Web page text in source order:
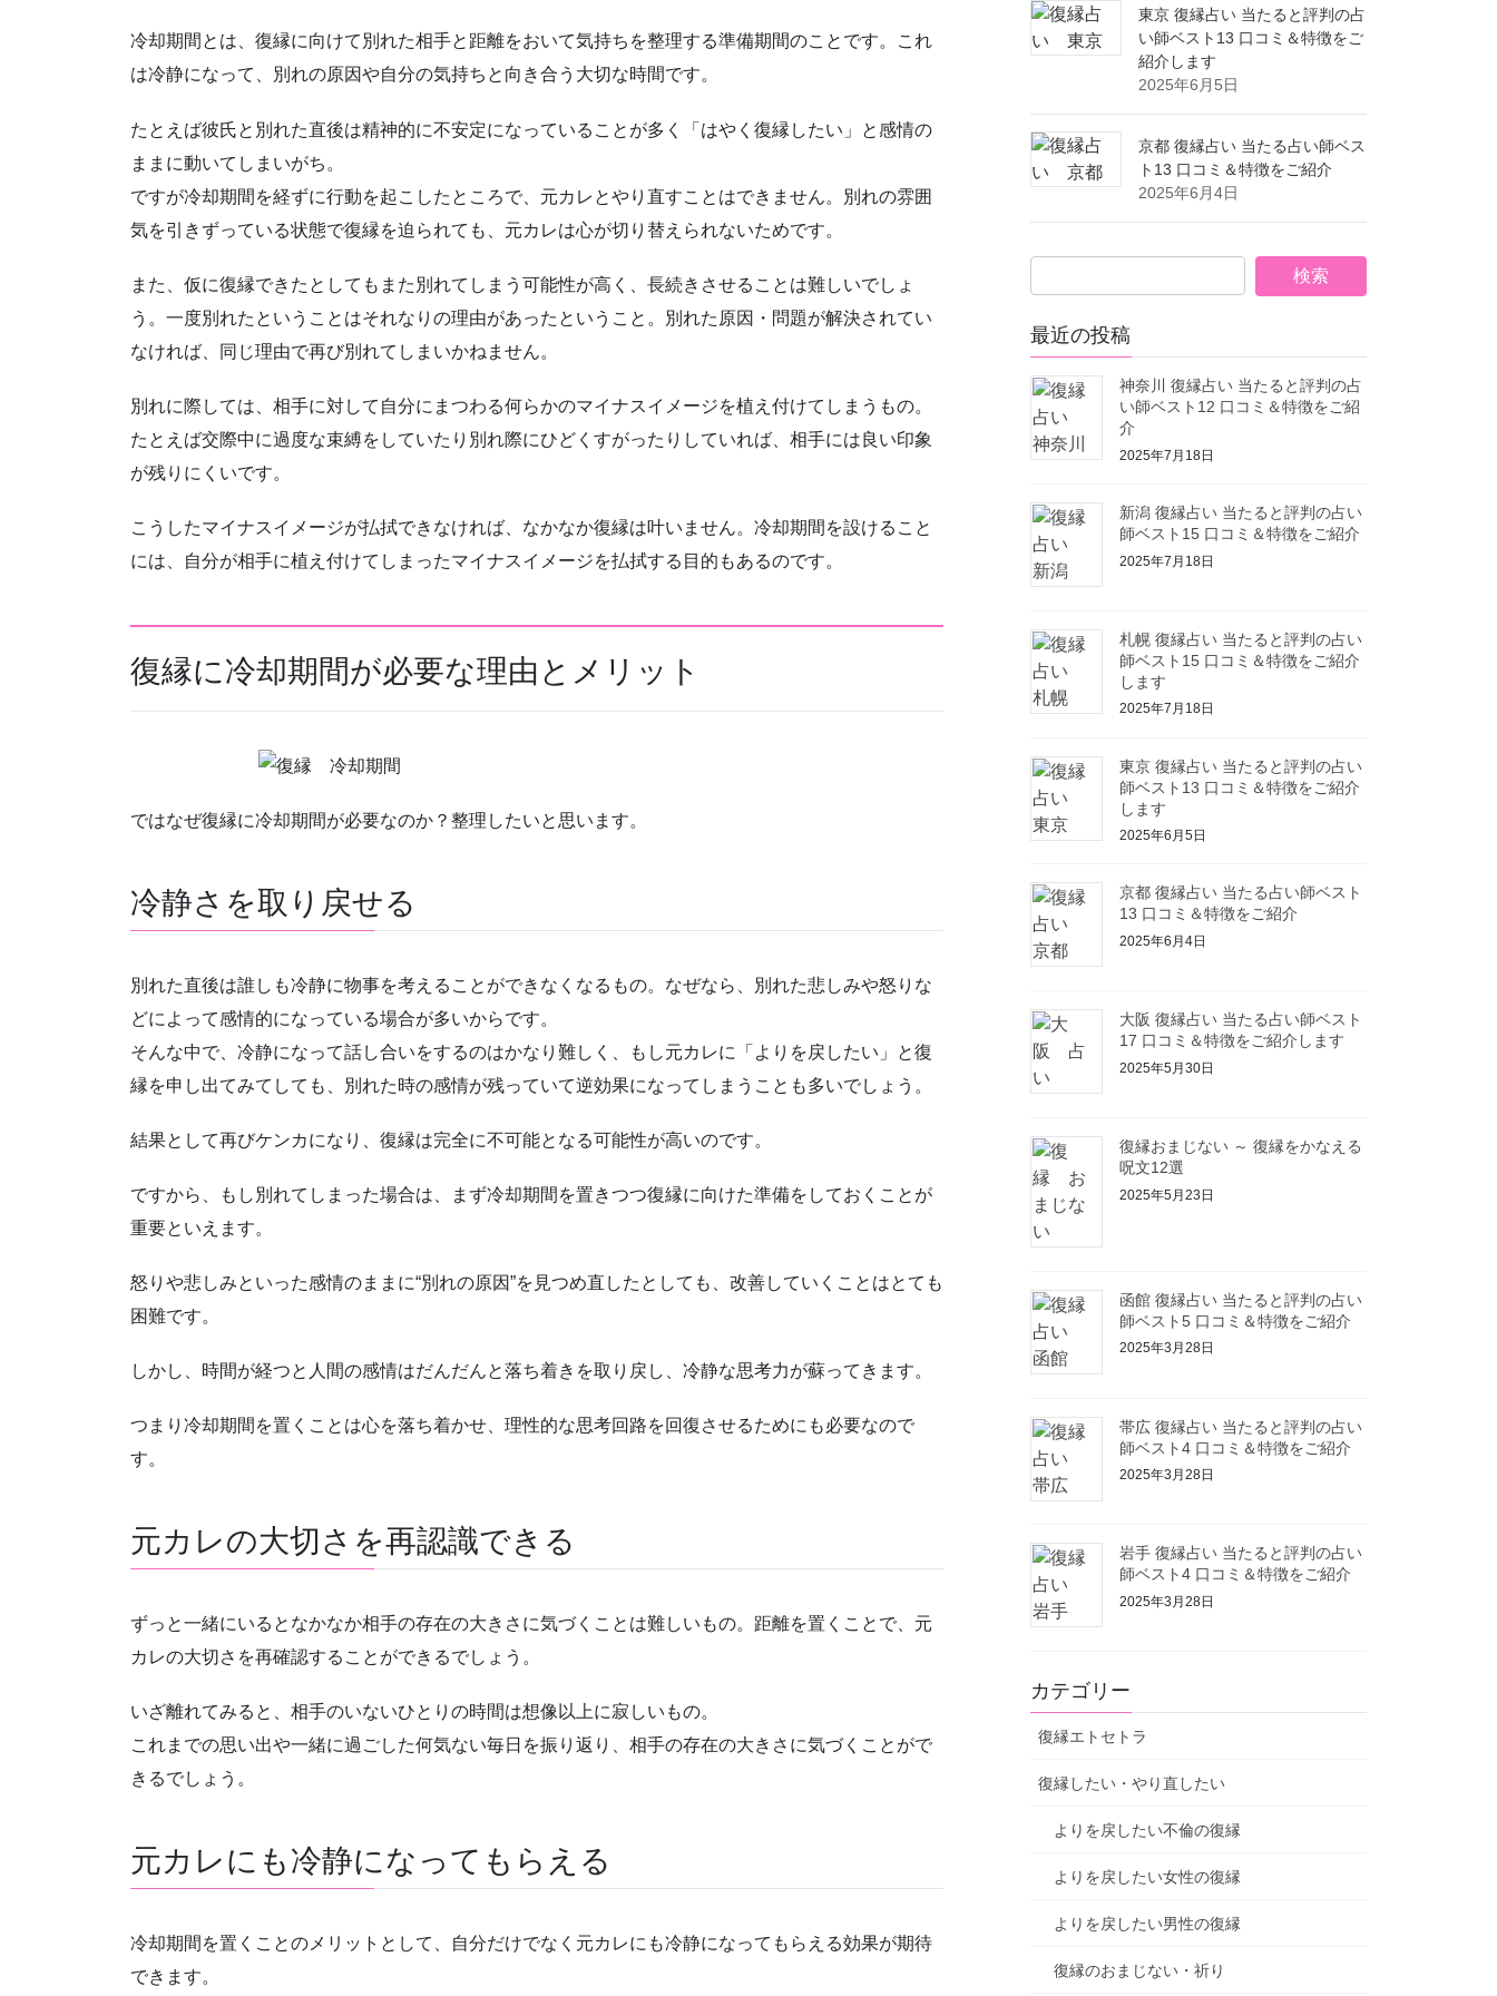
冷却期間とは、復縁に向けて別れた相手と距離をおいて気持ちを整理する準備期間のことです。これ
は冷静になって、別れの原因や自分の気持ちと向き合う大切な時間です。
たとえば彼氏と別れた直後は精神的に不安定になっていることが多く「はやく復縁したい」と感情の
ままに動いてしまいがち。
ですが冷却期間を経ずに行動を起こしたところで、元カレとやり直すことはできません。別れの雰囲
気を引きずっている状態で復縁を迫られても、元カレは心が切り替えられないためです。
また、仮に復縁できたとしてもまた別れてしまう可能性が高く、長続きさせることは難しいでしょ
う。一度別れたということはそれなりの理由があったということ。別れた原因・問題が解決されてい
なければ、同じ理由で再び別れてしまいかねません。
別れに際しては、相手に対して自分にまつわる何らかのマイナスイメージを植え付けてしまうもの。
たとえば交際中に過度な束縛をしていたり別れ際にひどくすがったりしていれば、相手には良い印象
が残りにくいです。
こうしたマイナスイメージが払拭できなければ、なかなか復縁は叶いません。冷却期間を設けること
には、自分が相手に植え付けてしまったマイナスイメージを払拭する目的もあるのです。
復縁に冷却期間が必要な理由とメリット
ではなぜ復縁に冷却期間が必要なのか？整理したいと思います。
冷静さを取り戻せる
別れた直後は誰しも冷静に物事を考えることができなくなるもの。なぜなら、別れた悲しみや怒りな
どによって感情的になっている場合が多いからです。
そんな中で、冷静になって話し合いをするのはかなり難しく、もし元カレに「よりを戻したい」と復
縁を申し出てみてしても、別れた時の感情が残っていて逆効果になってしまうことも多いでしょう。
結果として再びケンカになり、復縁は完全に不可能となる可能性が高いのです。
ですから、もし別れてしまった場合は、まず冷却期間を置きつつ復縁に向けた準備をしておくことが
重要といえます。
怒りや悲しみといった感情のままに“別れの原因”を見つめ直したとしても、改善していくことはとても
困難です。
しかし、時間が経つと人間の感情はだんだんと落ち着きを取り戻し、冷静な思考力が蘇ってきます。
つまり冷却期間を置くことは心を落ち着かせ、理性的な思考回路を回復させるためにも必要なので
す。
元カレの大切さを再認識できる
ずっと一緒にいるとなかなか相手の存在の大きさに気づくことは難しいもの。距離を置くことで、元
カレの大切さを再確認することができるでしょう。
いざ離れてみると、相手のいないひとりの時間は想像以上に寂しいもの。
これまでの思い出や一緒に過ごした何気ない毎日を振り返り、相手の存在の大きさに気づくことがで
きるでしょう。
元カレにも冷静になってもらえる
冷却期間を置くことのメリットとして、自分だけでなく元カレにも冷静になってもらえる効果が期待
できます。
東京 復縁占い 当たると評判の占
い師ベスト13 口コミ＆特徴をご
紹介します
2025年6月5日
京都 復縁占い 当たる占い師ベス
ト13 口コミ＆特徴をご紹介
2025年6月4日
最近の投稿
神奈川 復縁占い 当たると評判の占
い師ベスト12 口コミ＆特徴をご紹
介
2025年7月18日
新潟 復縁占い 当たると評判の占い
師ベスト15 口コミ＆特徴をご紹介
2025年7月18日
札幌 復縁占い 当たると評判の占い
師ベスト15 口コミ＆特徴をご紹介
します
2025年7月18日
東京 復縁占い 当たると評判の占い
師ベスト13 口コミ＆特徴をご紹介
します
2025年6月5日
京都 復縁占い 当たる占い師ベスト
13 口コミ＆特徴をご紹介
2025年6月4日
大阪 復縁占い 当たる占い師ベスト
17 口コミ＆特徴をご紹介します
2025年5月30日
復縁おまじない ～ 復縁をかなえる
呪文12選
2025年5月23日
函館 復縁占い 当たると評判の占い
師ベスト5 口コミ＆特徴をご紹介
2025年3月28日
帯広 復縁占い 当たると評判の占い
師ベスト4 口コミ＆特徴をご紹介
2025年3月28日
岩手 復縁占い 当たると評判の占い
師ベスト4 口コミ＆特徴をご紹介
2025年3月28日
カテゴリー
復縁エトセトラ
復縁したい・やり直したい
よりを戻したい不倫の復縁
よりを戻したい女性の復縁
よりを戻したい男性の復縁
復縁のおまじない・祈り